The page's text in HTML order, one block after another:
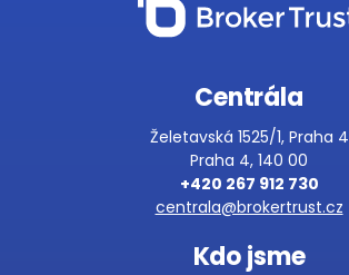
Centrála
Želetavská 1525/1, Praha 4
Praha 4, 140 00
+420 267 912 730
centrala@brokertrust.cz
Kdo jsme